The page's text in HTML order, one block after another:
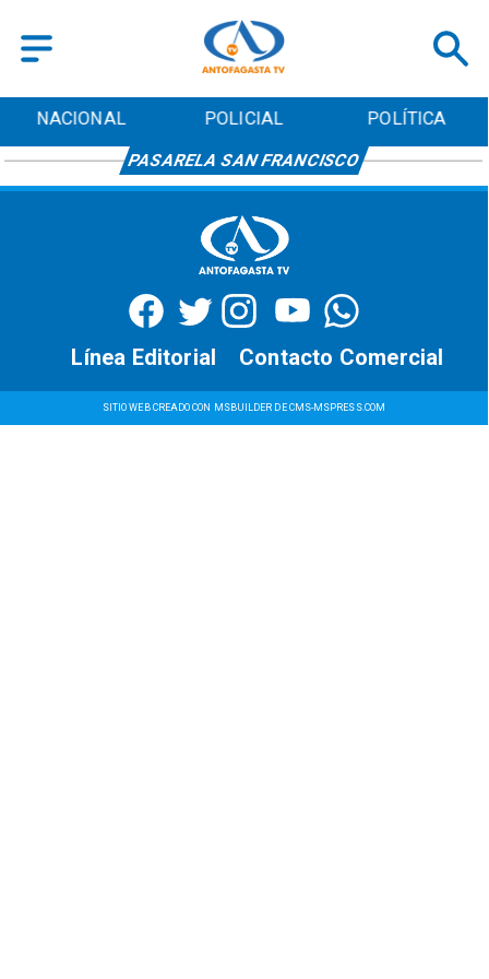
NACIONAL POLICIAL POLÍTICA
PASARELA SAN FRANCISCO
SITIO WEB CREADO CON MSBUILDER DE CMS-MSPRESS.COM
Contacto Comercial
Línea Editorial